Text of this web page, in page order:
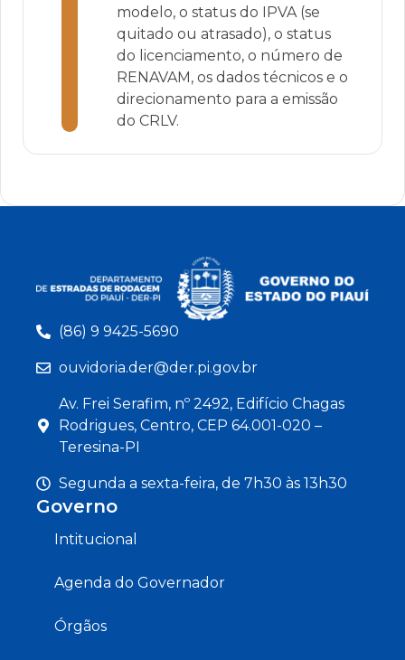
modelo, o status do IPVA (se
quitado ou atrasado), o status
do licenciamento, o número de
RENAVAM, os dados técnicos e o
direcionamento para a emissão
do CRLV.
(86) 9 9425-5690
ouvidoria.der@der.pi.gov.br
Av. Frei Serafim, nº 2492, Edifício Chagas
Rodrigues, Centro, CEP 64.001-020 –
Teresina-PI
Segunda a sexta-feira, de 7h30 às 13h30
Governo
Intitucional
Agenda do Governador
Órgãos